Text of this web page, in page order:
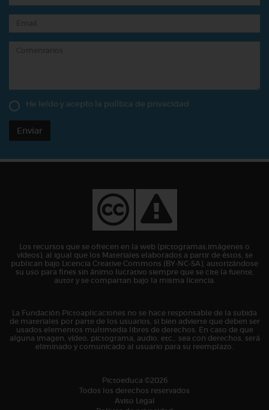
He leído y acepto la política de privacidad
Enviar
Los recursos que se ofrecen en la web (pictogramas,imágenes o
vídeos), al igual que los Materiales elaborados a partir de éstos, se
publican bajo Licencia Creative Commons (BY-NC-SA), autorizándose
su uso para fines sin ánimo lucrativo siempre que se cite la fuente,
autor y se compartan bajo la misma licencia.
La Fundación Pictoaplicaciones no se hace responsable de la subida
de materiales por parte de los usuarios, si bien advierte que deben ser
usados elementos multimedia libres de derechos. En caso de que
alguna imagen, vídeo, pictograma, audio, etc… sea con derechos, será
eliminado y comunicado al usuario para su reemplazo.
Pictoeduca ©2026
Todos los derechos reservados
Aviso Legal